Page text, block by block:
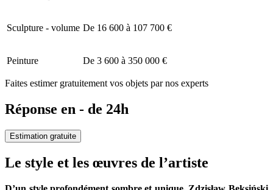
Sculpture - volume De 16 600 à 107 700 €
Peinture De 3 600 à 350 000 €
Faites estimer gratuitement vos objets par nos experts
Réponse en - de 24h
Estimation gratuite
Le style et les œuvres de l’artiste